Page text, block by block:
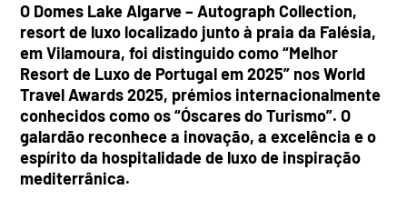
O Domes Lake Algarve – Autograph Collection,
resort de luxo localizado junto à praia da Falésia,
em Vilamoura, foi distinguido como “Melhor
Resort de Luxo de Portugal em 2025” nos World
Travel Awards 2025, prémios internacionalmente
conhecidos como os “Óscares do Turismo”. O
galardão reconhece a inovação, a excelência e o
espírito da hospitalidade de luxo de inspiração
mediterrânica.